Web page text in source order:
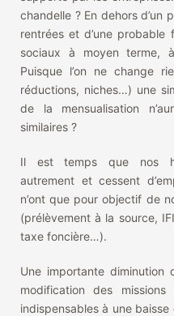
chandelle ? En dehors d’un
rentrées et d’une
sociaux à moyen terme,
Puisque l’on ne change
réductions, niches…) une
de la mensualisation
similaires ?
Il est temps que nos
autrement et cessent
n’ont que pour objectif de
(prélèvement à la source,
taxe foncière…).
Une importante
modification des
indispensables à une